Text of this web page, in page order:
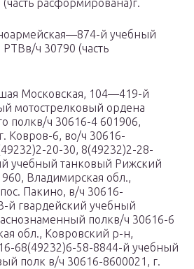
расформирована)г.
й учебный
РТВв/ч 30790 (часть
Московская, 104—419-й
мотострелковый ордена
полкв/ч 30616-4 601906,
Ковров-6, во/ч 30616-
20-30, 8(49232)2-28-
учебный танковый Рижский
Владимирская обл.,
Пакино, в/ч 30616-
й гвардейский учебный
полкв/ч 30616-6
обл., Ковровский р-н,
68(49232)6-58-8844-й учебный
полк в/ч 30616-8600021, г.